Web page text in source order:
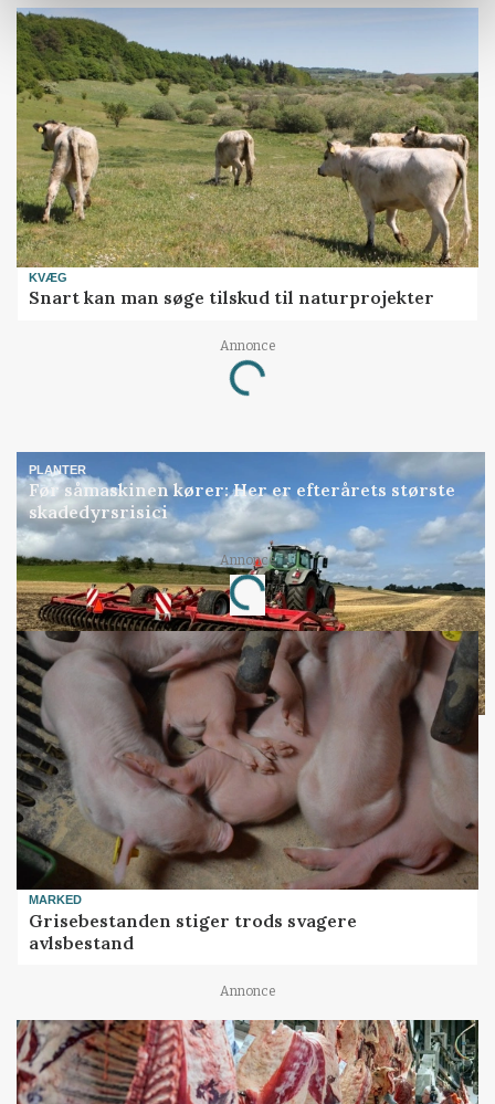
KVÆG
Snart kan man søge tilskud til naturprojekter
Annonce
Loading...
PLANTER
Før såmaskinen kører: Her er efterårets største
skadedyrsrisici
Annonce
Loading...
MARKED
Grisebestanden stiger trods svagere
avlsbestand
Annonce